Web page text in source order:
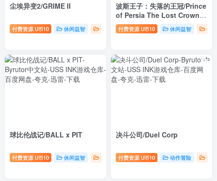
尘埃异变2/GRIME II
付费资源 U币10 休闲益智 动作冒险
波斯王子：失落的王冠/Prince
of Persia The Lost Crown
HYPERVISOR
Build.17528300终极版+全
付费资源 U币10 休闲益智 动
球比伦战记/BALL x PIT
付费资源 U币10 休闲益智 推荐游戏
决斗公司/Duel Corp
付费资源 U币10 动作冒险 角